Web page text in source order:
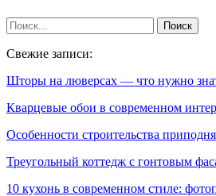
Свежие записи:
Шторы на люверсах — что нужно
Кварцевые обои в современном
Особенности строительства
Треугольный коттедж с гонтовым
10 кухонь в современном стиле: